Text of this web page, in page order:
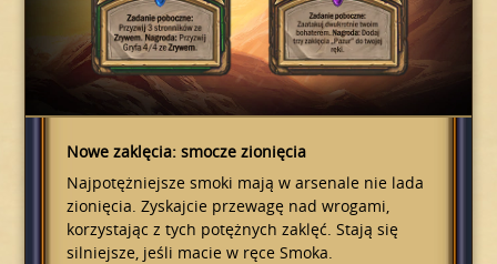
Nowe zaklęcia: smocze zionięcia
Najpotężniejsze smoki mają w arsenale nie lada
zionięcia. Zyskajcie przewagę nad wrogami,
korzystając z tych potężnych zaklęć. Stają się
silniejsze, jeśli macie w ręce Smoka.